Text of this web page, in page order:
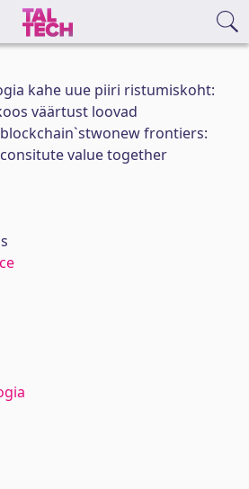
kahe uue piiri ristumiskoht:
väärtust loovad
frontiers:
consitute value together